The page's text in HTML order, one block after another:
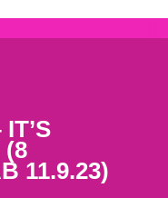
(8
11.9.23)